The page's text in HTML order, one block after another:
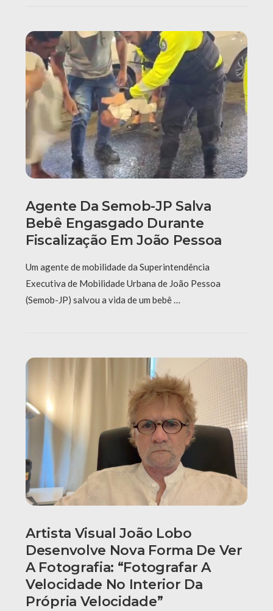
Agente Da Semob-JP Salva
Bebê Engasgado Durante
Fiscalização Em João Pessoa
Um agente de mobilidade da Superintendência
Executiva de Mobilidade Urbana de João Pessoa
(Semob-JP) salvou a vida de um bebê …
Artista Visual João Lobo
Desenvolve Nova Forma De Ver
A Fotografia: “fotografar A
Velocidade No Interior Da
Própria Velocidade”